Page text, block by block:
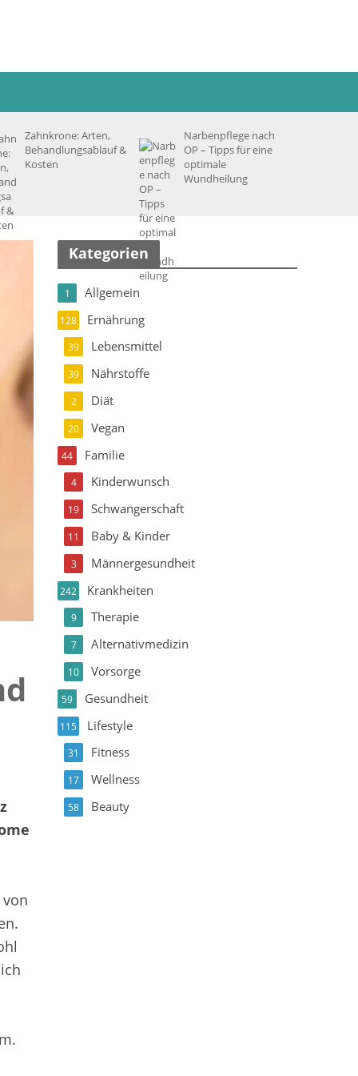
Zahnkrone: Arten,
Behandlungsablauf &
Kosten
Narbenpflege nach
OP – Tipps für eine
optimale
Wundheilung
Kategorien
Allgemein
1
Ernährung
128
Lebensmittel
39
Nährstoffe
39
Diät
2
Vegan
20
Familie
44
Kinderwunsch
4
Schwangerschaft
19
Baby & Kinder
11
Männergesundheit
3
Krankheiten
242
Therapie
9
Alternativmedizin
7
Vorsorge
10
Gesundheit
59
Lifestyle
115
Fitness
31
Wellness
17
Beauty
58